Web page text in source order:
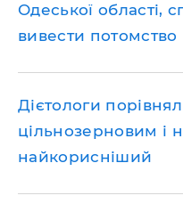
Одеської області,
вивести потомство
Дієтологи
цільнозерновим і
найкорисніший